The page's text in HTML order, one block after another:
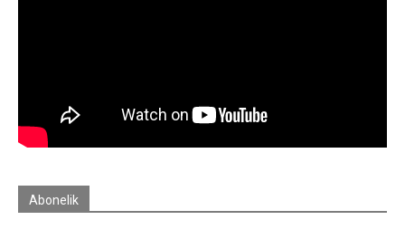
Abonelik